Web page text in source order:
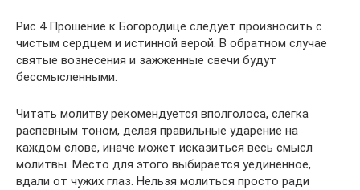
Рис 4 Прошение к Богородице следует произносить с
чистым сердцем и истинной верой. В обратном случае
святые вознесения и зажженные свечи будут
бессмысленными.
Читать молитву рекомендуется вполголоса, слегка
распевным тоном, делая правильные ударение на
каждом слове, иначе может исказиться весь смысл
молитвы. Место для этого выбирается уединенное,
вдали от чужих глаз. Нельзя молиться просто ради